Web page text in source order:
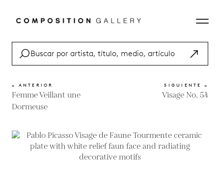
« ANTERIOR
Femme Veillant une
Dormeuse
SIGUIENTE »
Visage No. 54